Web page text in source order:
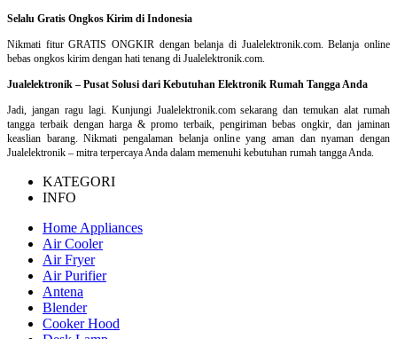
Selalu Gratis Ongkos Kirim di Indonesia
Nikmati fitur GRATIS ONGKIR dengan belanja di Jualelektronik.com. Belanja online
bebas ongkos kirim dengan hati tenang di Jualelektronik.com.
Jualelektronik – Pusat Solusi dari Kebutuhan Elektronik Rumah Tangga Anda
Jadi, jangan ragu lagi. Kunjungi Jualelektronik.com sekarang dan temukan alat rumah
tangga terbaik dengan harga & promo terbaik, pengiriman bebas ongkir, dan jaminan
keaslian barang. Nikmati pengalaman belanja online yang aman dan nyaman dengan
Jualelektronik – mitra terpercaya Anda dalam memenuhi kebutuhan rumah tangga Anda.
KATEGORI
INFO
Home Appliances
Air Cooler
Air Fryer
Air Purifier
Antena
Blender
Cooker Hood